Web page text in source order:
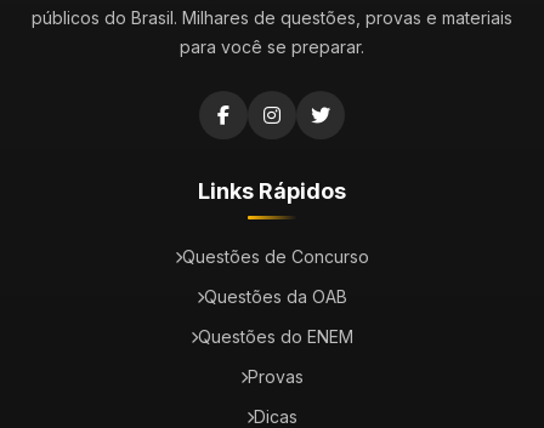
públicos do Brasil. Milhares de questões, provas e materiais
para você se preparar.
Links Rápidos
Questões de Concurso
Questões da OAB
Questões do ENEM
Provas
Dicas